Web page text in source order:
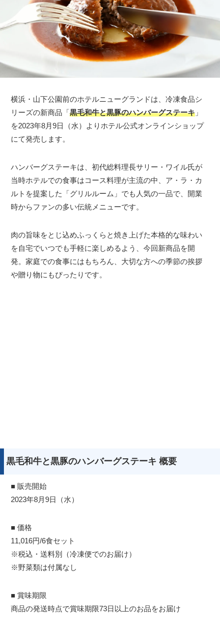
横浜・山下公園前のホテルニューグランドは、冷凍食品シ
リーズの新商品「黒毛和牛と黒豚のハンバーグステーキ 」
を2023年8月9日（水）よりホテル公式オンラインショップ
にて発売します。
ハンバーグステーキは、初代総料理長サリー・ワイル氏が
当時ホテルでの食事はコース料理が主流の中、ア・ラ・カ
ルトを提案した「グリルルーム」でも人気の一品で、開業
時からファンの多い伝統メニューです。
肉の旨味をとじ込めふっくらと焼き上げた本格的な味わい
を自宅でいつでも手軽に楽しめるよう、今回新商品を開
発。家庭での食事にはもちろん、大切な方への季節の挨拶
や贈り物にもぴったりです。
黒毛和牛と黒豚のハンバーグステーキ 概要
■ 販売開始
2023年8月9日（水）
■ 価格
11,016円/6食セット
※税込・送料別（冷凍便でのお届け）
※野菜類は付属なし
■ 賞味期限
商品の発送時点で賞味期限73日以上のお品をお届け